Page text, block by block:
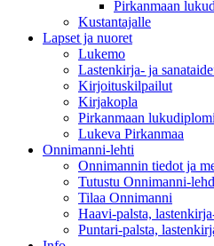
Pirkanmaan
Kustantajalle
Lapset ja nuoret
Lukemo
Lastenkirja- ja
Kirjoituskilpailut
Kirjakopla
Pirkanmaan lukudiplomi
Lukeva Pirkanmaa
Onnimanni-lehti
Onnimannin tiedot ja
Tutustu Onnimanni-
Tilaa Onnimanni
Haavi-palsta,
Puntari-palsta,